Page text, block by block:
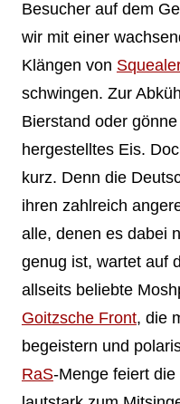
Besucher auf dem
wir mit einer
Klängen von
schwingen. Zur
Bierstand oder
hergestelltes Eis.
kurz. Denn die
ihren zahlreich
alle, denen es dabei
genug ist, wartet auf
allseits beliebte
Goitzsche Front, die
begeistern und
RaS-Menge feiert